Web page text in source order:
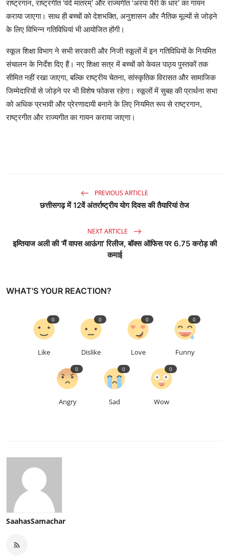
राष्ट्रगान, राष्ट्रगीत ‘वंदे मातरम्’ और राज्यगीत ‘अरपा पैरी के धार’ का गायन
कराया जाएगा। साथ ही बच्चों को देशभक्ति, अनुशासन और नैतिक मूल्यों से जोड़ने
के लिए विभिन्न गतिविधियां भी आयोजित होंगी।
स्कूल शिक्षा विभाग ने सभी सरकारी और निजी स्कूलों में इन गतिविधियों के नियमित
संचालन के निर्देश दिए हैं। नए शिक्षा सत्र में बच्चों को केवल पाठ्य पुस्तकों तक
सीमित नहीं रखा जाएगा, बल्कि राष्ट्रीय चेतना, सांस्कृतिक विरासत और सामाजिक
जिम्मेदारियों से जोड़ने पर भी विशेष फोकस रहेगा। स्कूलों में सुबह की प्रार्थना सभा
को अधिक प्रभावी और प्रेरणादायी बनाने के लिए नियमित रूप से राष्ट्रगान,
राष्ट्रगीत और राज्यगीत का गायन कराया जाएगा।
PREVIOUS ARTICLE
छत्तीसगढ़ में 12वें अंतर्राष्ट्रीय योग दिवस की तैयारियां तेज
NEXT ARTICLE
इम्तियाज अली की ‘मैं वापस आऊंगा’ रिलीज, बॉक्स ऑफिस पर 6.75 करोड़ की
कमाई
WHAT'S YOUR REACTION?
Like
0
Dislike
0
Love
0
Funny
0
Angry
0
Sad
0
Wow
0
SaahasSamachar